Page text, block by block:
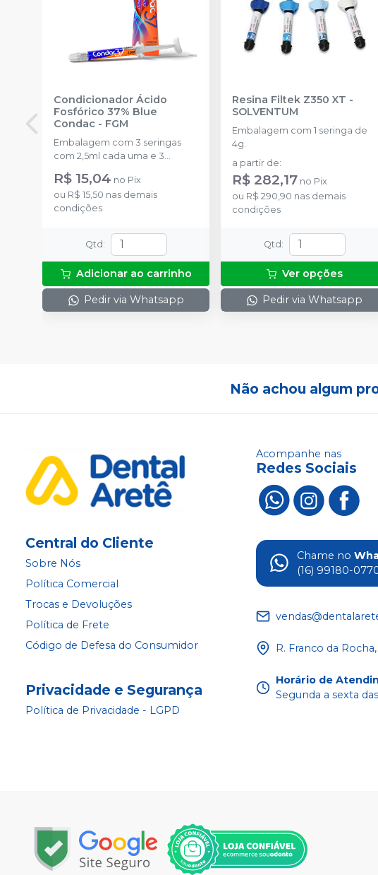
Condicionador Ácido
Fosfórico 37% Blue
Condac - FGM
Embalagem com 3 seringas
com 2,5ml cada uma e 3
R$ 15,04 no Pix
ou R$ 15,50 nas demais
condições
Qtd :
Adicionar ao carrinho
Pedir via Whatsapp
Resina Filtek Z350 XT -
SOLVENTUM
Embalagem com 1 seringa de
4g.
a partir de:
R$ 282,17 no Pix
ou R$ 290,90 nas demais
condições
Qtd :
Ver opções
Pedir via Whatsapp
Não achou algum
Central do Cliente
Sobre Nós
Política Comercial
Trocas e Devoluções
Política de Frete
Código de Defesa do Consumidor
Privacidade e Segurança
Política de Privacidade - LGPD
Acompanhe nas
Redes Sociais
Chame no
(16) 99180-
R. Franco da
Horário de
Segunda a sexta